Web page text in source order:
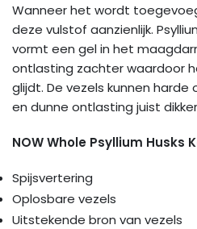
Wanneer het wordt
deze vulstof aanzienlijk.
vormt een gel in het
ontlasting zachter waardoor
glijdt. De vezels kunnen
en dunne ontlasting juist
NOW Whole Psyllium Husks
Spijsvertering
Oplosbare vezels
Uitstekende bron van vezels